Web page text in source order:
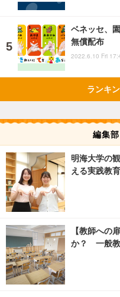
ベネッセ、
無償配布
2022.6.10 Fri
ランキ
編集
明海大学の
える実践教
【教師への
か？ 一般教